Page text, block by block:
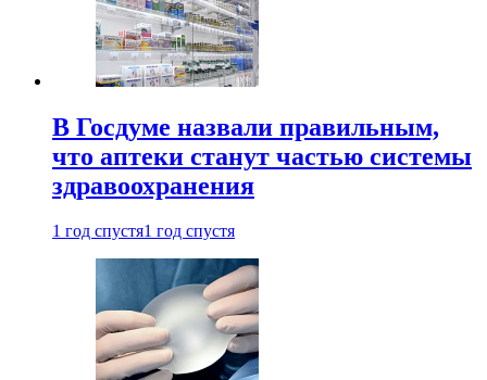
В Госдуме назвали правильным,
что аптеки станут частью системы
здравоохранения
1 год спустя1 год спустя